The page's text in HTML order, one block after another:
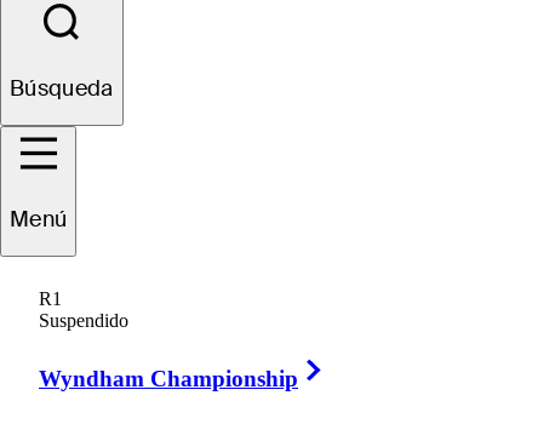
Búsqueda
Menú
R1
Suspendido
Wyndham Championship
Colin
UNITED STATES